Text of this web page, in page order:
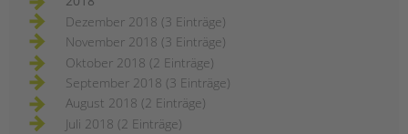
Dezember 2018 (3 Einträge)
November 2018 (3 Einträge)
Oktober 2018 (2 Einträge)
September 2018 (3 Einträge)
August 2018 (2 Einträge)
Juli 2018 (2 Einträge)